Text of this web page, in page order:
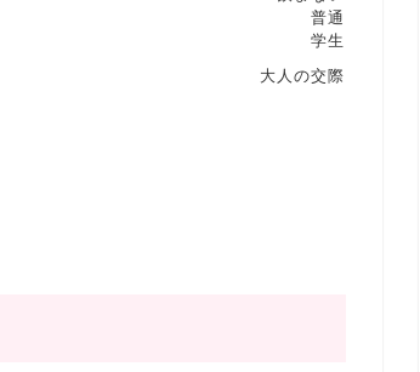
普通
学生
大人の交際